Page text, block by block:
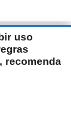
uso
recomenda